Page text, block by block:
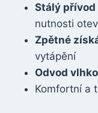
Stálý
nutnosti
Zpětné
vytápění
Odvod
Komfortní a